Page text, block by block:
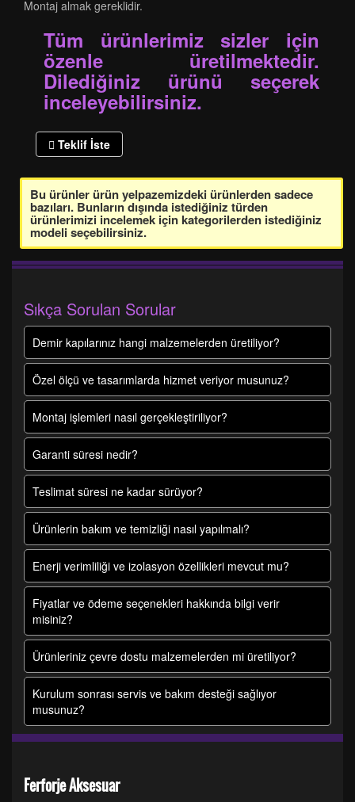
Montaj almak gereklidir.
Tüm ürünlerimiz sizler için
özenle üretilmektedir.
Dilediğiniz ürünü seçerek
inceleyebilirsiniz.
Teklif İste
Bu ürünler ürün yelpazemizdeki ürünlerden sadece
bazıları. Bunların dışında istediğiniz türden
ürünlerimizi incelemek için kategorilerden istediğiniz
modeli seçebilirsiniz.
Sıkça Sorulan Sorular
Demir kapılarınız hangi malzemelerden üretiliyor?
Özel ölçü ve tasarımlarda hizmet veriyor musunuz?
Montaj işlemleri nasıl gerçekleştiriliyor?
Garanti süresi nedir?
Teslimat süresi ne kadar sürüyor?
Ürünlerin bakım ve temizliği nasıl yapılmalı?
Enerji verimliliği ve izolasyon özellikleri mevcut mu?
Fiyatlar ve ödeme seçenekleri hakkında bilgi verir
misiniz?
Ürünleriniz çevre dostu malzemelerden mi üretiliyor?
Kurulum sonrası servis ve bakım desteği sağlıyor
musunuz?
Ferforje Aksesuar